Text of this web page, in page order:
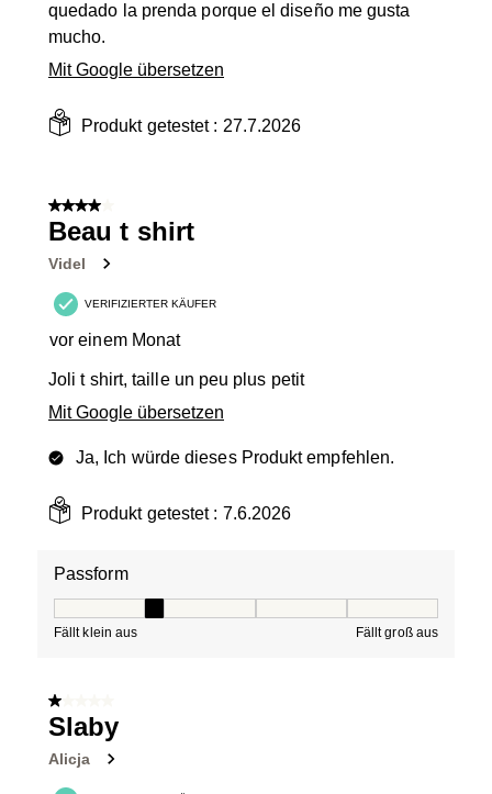
quedado la prenda porque el diseño me gusta
mucho.
Mit Google übersetzen
Produkt getestet : 27.7.2026
4 von 5 Sternen.
Beau t shirt
Videl
VERIFIZIERTER KÄUFER
vor einem Monat
Joli t shirt, taille un peu plus petit
Mit Google übersetzen
Ja, Ich würde dieses Produkt empfehlen.
Produkt getestet : 7.6.2026
Passform
Fällt klein aus Fällt groß aus
1 von 5 Sternen.
Slaby
Alicja